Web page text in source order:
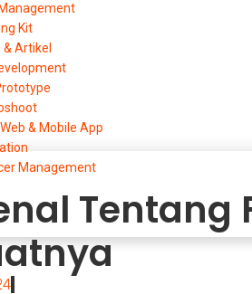
Kit
Artikel
& Mobile App
Management
Tentang